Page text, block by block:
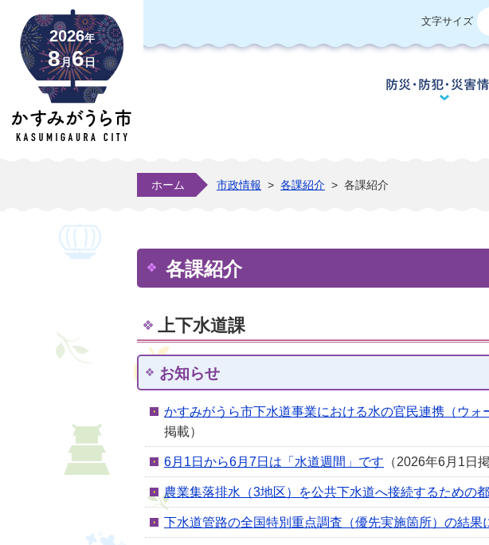
2026年
8月6日
文字サイズ
ホーム 市政情報 > 各課紹介 > 各課紹介
各課紹介
上下水道課
お知らせ
かすみがうら市下水道事業における水の官民連携（ウ
掲載）
6月1日から6月7日は「水道週間」です （2026年6月1日掲
農業集落排水（3地区）を公共下水道へ接続するための
下水道管路の全国特別重点調査（優先実施箇所）の結果